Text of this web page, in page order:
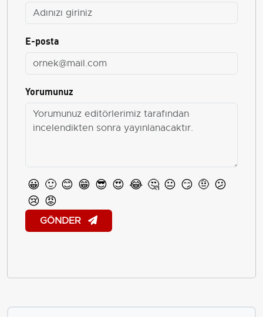
E-posta
Yorumunuz
😀 🙂 😊 😁 😎 😍 😂 🤔 😐 😏 🤨 😕
😢 😡
GÖNDER